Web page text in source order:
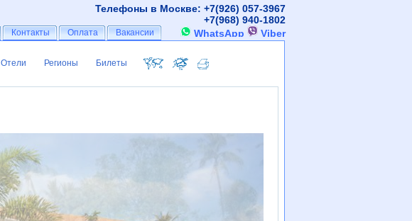
Отели
Отели Регионы
Регионы Билеты
Билеты
Телефоны в Москве: +7(926) 057-3967
+7(968) 940-1802
WhatsApp
Viber
Контакты
Контакты Оплата
Оплата Вакансии
Вакансии